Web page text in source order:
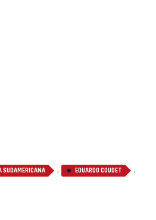
SUDAMERICANA , EDUARDO COUDET ,